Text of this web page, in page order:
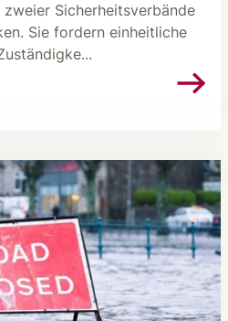
Sicherheitsverbände
Sie fordern einheitliche